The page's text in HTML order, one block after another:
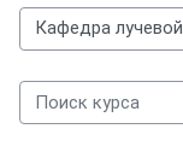
Категории курсов
Поиск курса